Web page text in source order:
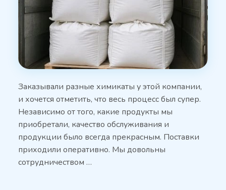
Заказывали разные химикаты у этой компании,
и хочется отметить, что весь процесс был супер.
Независимо от того, какие продукты мы
приобретали, качество обслуживания и
продукции было всегда прекрасным. Поставки
приходили оперативно. Мы довольны
сотрудничеством …